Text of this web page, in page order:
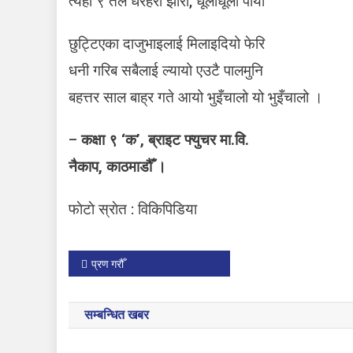
छुट्टिएका दाजुभाइलाई मिलाइदियो फेरि
धनी गरिब सबैलाई ल्यायो एउटै पालमुनि
बहत्तर साल बाह्र गते आयो भुइँचालो यो भुइँचालो ।
–कक्षा ९ ‘क’, ब्राइट फ्युचर मा.वि.
नैकाप, काठमाडौँ ।
फाेटाे स्राेत : विकिपिडिया
P
o
s
प्रण गरौँ
सम्बन्धित खबर